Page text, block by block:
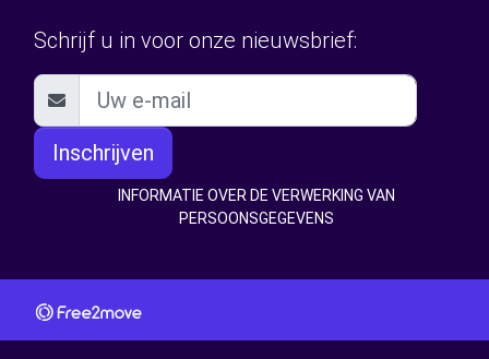
Schrijf u in voor onze nieuwsbrief:
Inschrijven
INFORMATIE OVER DE VERWERKING VAN
PERSOONSGEGEVENS